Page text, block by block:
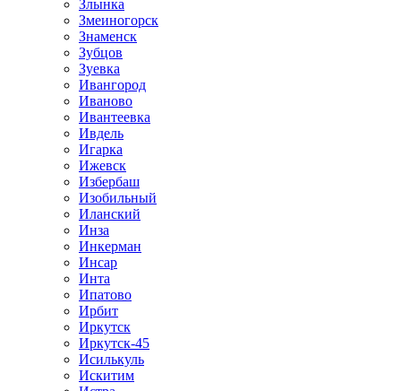
Злынка
Змеиногорск
Знаменск
Зубцов
Зуевка
Ивангород
Иваново
Ивантеевка
Ивдель
Игарка
Ижевск
Избербаш
Изобильный
Иланский
Инза
Инкерман
Инсар
Инта
Ипатово
Ирбит
Иркутск
Иркутск-45
Исилькуль
Искитим